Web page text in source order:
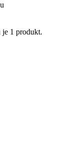
je 1 produkt.